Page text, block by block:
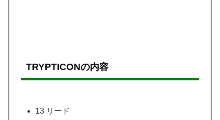
TRYPTICONの内容
13 リード